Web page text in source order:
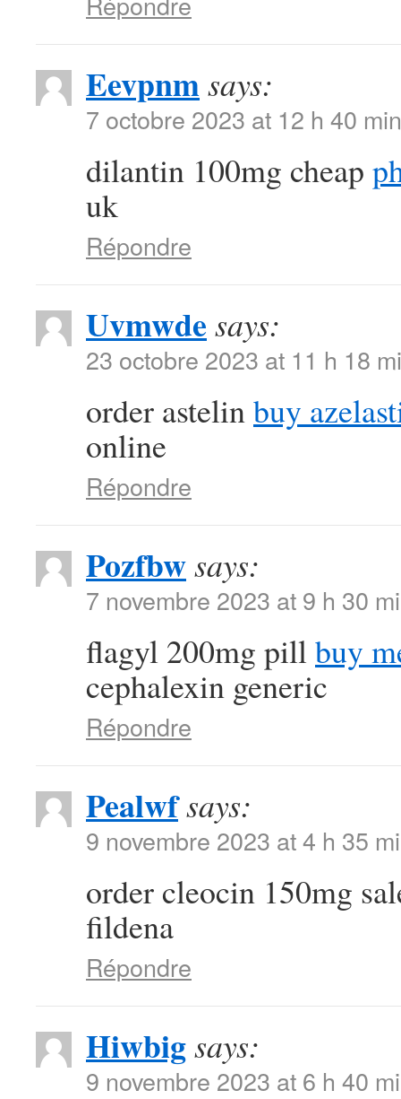
Eevpnmsays:
7 octobre 2023 at 12 h 40 min
dilantin 100mg cheap
uk
Répondre
Uvmwde says:
23 octobre 2023 at 11 h 18
order astelinbuy
online
Répondre
Pozfbwsays:
7 novembre 2023 at 9 h 30
flagyl 200mg pillbuy
cephalexin generic
Répondre
Pealwfsays:
9 novembre 2023 at 4 h 35
order cleocin 150mg
fildena
Répondre
Hiwbigsays:
9 novembre 2023 at 6 h 40